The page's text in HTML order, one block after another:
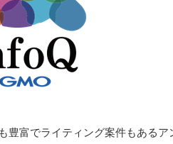
豊富でライティング案件もある